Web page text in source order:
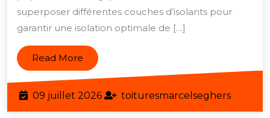
la
Technique
3
1
superposer différentes couches d’isolants pour
garantir une isolation optimale de […]
Read More Read
More
09 juillet 202609
juillet
toituresmarcelseghers